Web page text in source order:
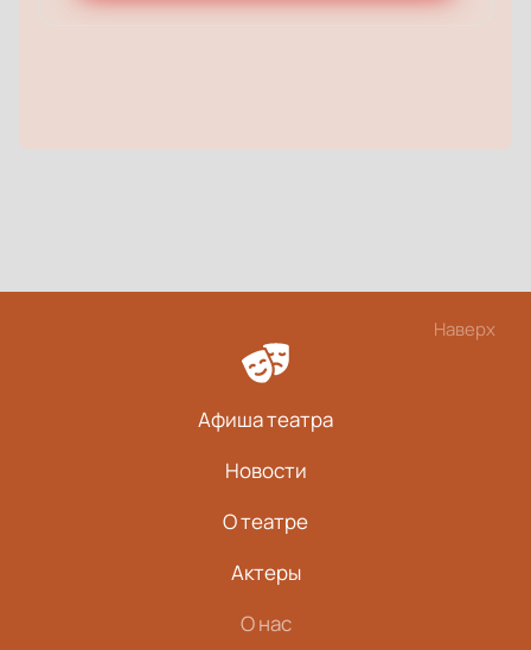
Наверх
Афиша театра
Новости
О театре
Актеры
О нас